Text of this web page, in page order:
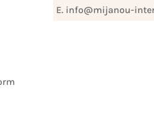
E. info@mijanou-